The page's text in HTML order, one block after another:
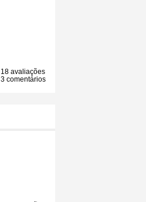
18 avaliações
3 comentários